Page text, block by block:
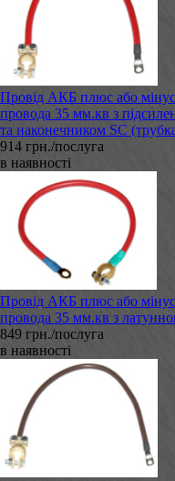
Провід АКБ плюс або
провода 35 мм.кв з
та наконечником SC
914 грн./послуга
в наявності
Провід АКБ плюс або
провода 35 мм.кв з
849 грн./послуга
в наявності